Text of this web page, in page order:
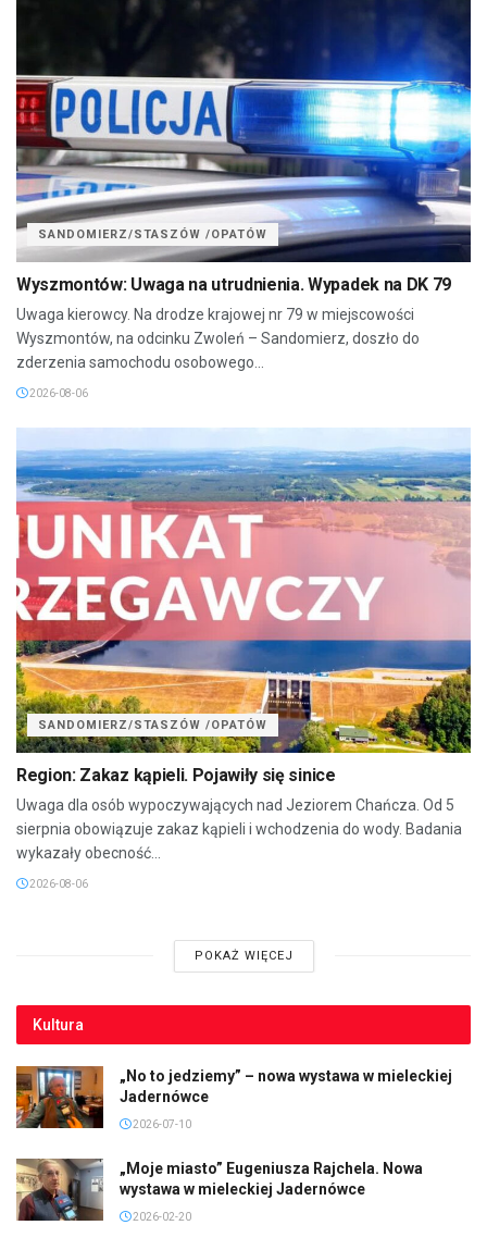
SANDOMIERZ/STASZÓW /OPATÓW
Wyszmontów: Uwaga na utrudnienia. Wypadek na DK 79
Uwaga kierowcy. Na drodze krajowej nr 79 w miejscowości
Wyszmontów, na odcinku Zwoleń – Sandomierz, doszło do
zderzenia samochodu osobowego...
2026-08-06
SANDOMIERZ/STASZÓW /OPATÓW
Region: Zakaz kąpieli. Pojawiły się sinice
Uwaga dla osób wypoczywających nad Jeziorem Chańcza. Od 5
sierpnia obowiązuje zakaz kąpieli i wchodzenia do wody. Badania
wykazały obecność...
2026-08-06
POKAŻ WIĘCEJ
Kultura
„No to jedziemy” – nowa wystawa w mieleckiej
Jadernówce
2026-07-10
„Moje miasto” Eugeniusza Rajchela. Nowa
wystawa w mieleckiej Jadernówce
2026-02-20